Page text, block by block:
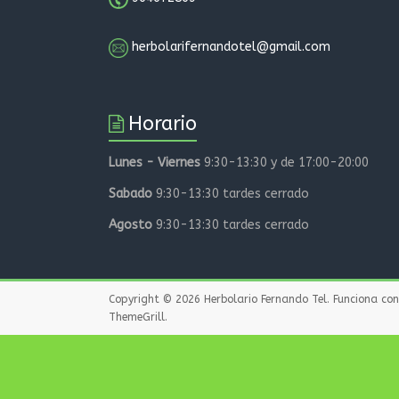
herbolarifernandotel@gmail.com
Horario
Lunes - Viernes 9:30-13:30 y de 17:00-20:00
Sabado 9:30-13:30 tardes cerrado
Agosto 9:30-13:30 tardes cerrado
Copyright © 2026 Herbolario Fernando Tel. Funciona con
ThemeGrill.